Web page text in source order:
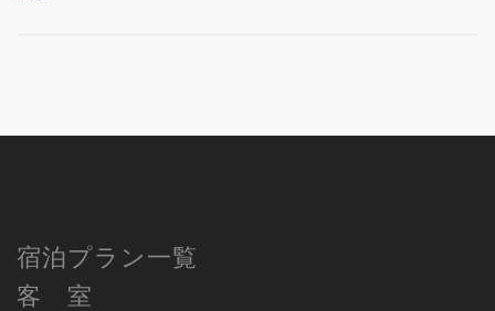
宿泊プラン一覧
客 室